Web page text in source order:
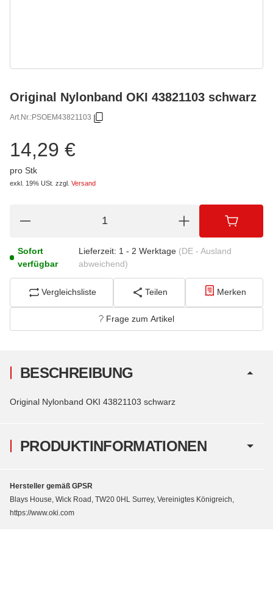
Original Nylonband OKI 43821103 schwarz
Art.Nr.:PSOEM43821103
14,29 €
pro Stk
exkl. 19% USt. zzgl. Versand
Sofort
verfügbar
Lieferzeit: 1 - 2 Werktage (DE - Ausland
abweichend)
Vergleichsliste Teilen Merken
Frage zum Artikel
PRODUKTINFORMATIONEN
BESCHREIBUNG
Original Nylonband OKI 43821103 schwarz
Hersteller gemäß GPSR
Blays House, Wick Road, TW20 0HL Surrey, Vereinigtes Königreich,
https://www.oki.com